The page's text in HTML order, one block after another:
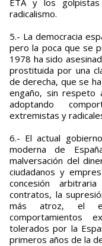
radicalismo.
5.- La democracia
pero la poca que se
1978 ha sido
prostituida por una
de derecha, que se
engaño, sin respeto
adoptando
extremistas y
6.- El actual
moderna de
malversación del
ciudadanos y
concesión
contratos, la
más atroz, el
comportamientos
tolerados por la
primeros años de la